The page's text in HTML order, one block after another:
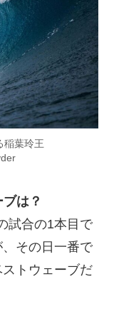
稲葉玲王
は？
試合の1本目で
その日一番で
トウェーブだ